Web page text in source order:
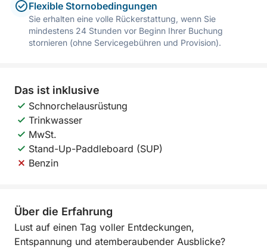
Flexible Stornobedingungen
Sie erhalten eine volle Rückerstattung, wenn Sie
mindestens 24 Stunden vor Beginn Ihrer Buchung
stornieren (ohne Servicegebühren und Provision).
Das ist inklusive
Schnorchelausrüstung
Trinkwasser
MwSt.
Stand-Up-Paddleboard (SUP)
Benzin
Über die Erfahrung
Lust auf einen Tag voller Entdeckungen,
Entspannung und atemberaubender Ausblicke?